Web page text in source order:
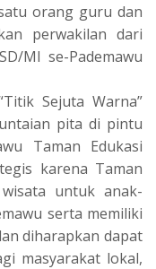
orang guru dan
perwakilan dari
MI se-Pademawu
Sejuta Warna”
pita di pintu
Taman Edukasi
karena Taman
untuk anak-
serta memiliki
diharapkan dapat
masyarakat lokal,